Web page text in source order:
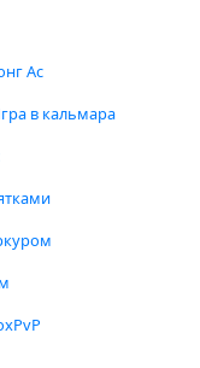
Ас
в кальмара